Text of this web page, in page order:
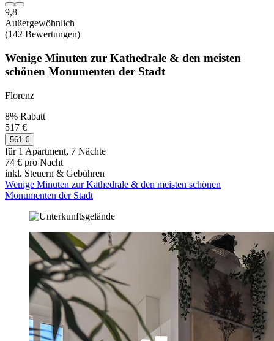
9,8
Außergewöhnlich
(142 Bewertungen)
Wenige Minuten zur Kathedrale & den meisten
schönen Monumenten der Stadt
Florenz
8% Rabatt
517 €
561 €
für 1 Apartment, 7 Nächte
74 € pro Nacht
inkl. Steuern & Gebühren
Wenige Minuten zur Kathedrale & den meisten schönen
Monumenten der Stadt